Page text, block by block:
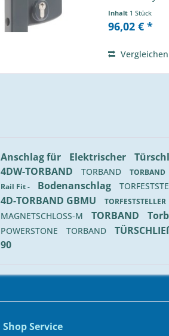
1-touriger
Hub -
Inhalt 1 Stück
96,02 € *
Vergleichen
Anschlag für Elektrischer
4DW-TORBAND TORBAND TORBAND
Rail Fit -
Bodenanschlag
4D-TORBAND GBMU TORFESTSTELLER
MAGNETSCHLOSS-M TORBAND
POWERSTONE
TORBAND
90
Shop Service